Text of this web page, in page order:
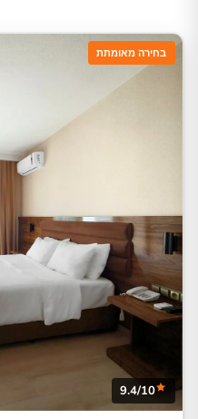
בחירה מאומתת
9.4/10